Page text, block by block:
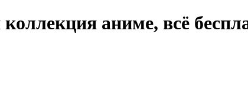
аниме, всё